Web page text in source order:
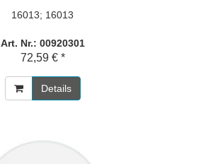
16013; 16013
Art. Nr.: 00920301
72,59 € *
Details